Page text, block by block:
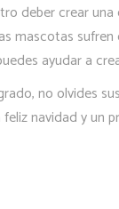
deber crear
mascotas
ayudar a
no olvides
navidad y un